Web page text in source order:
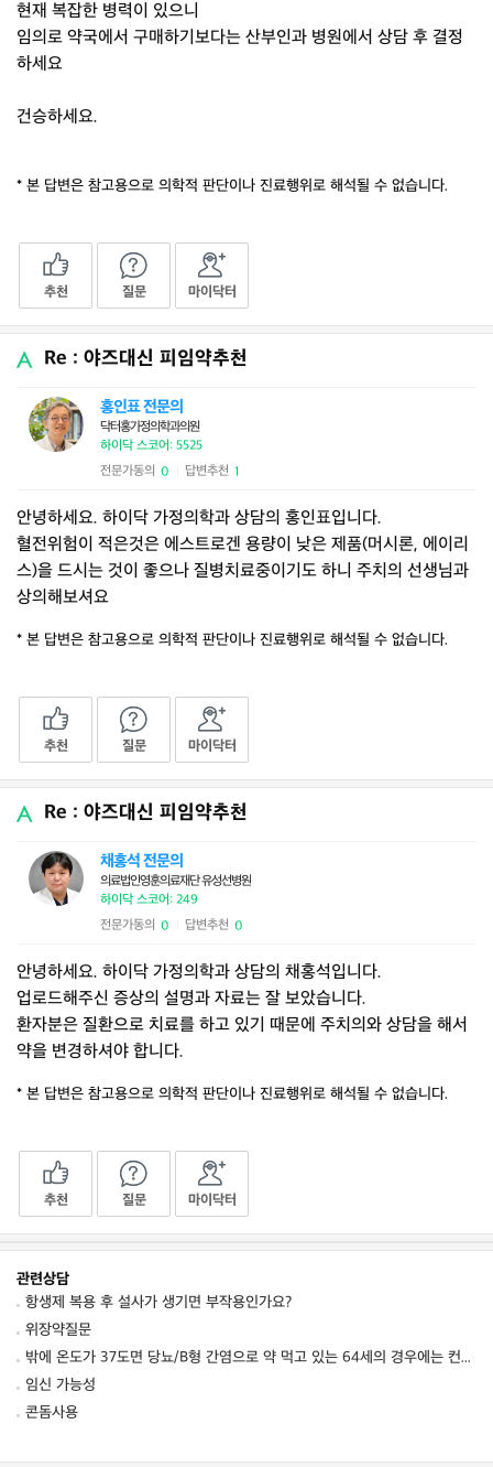
현재 복잡한 병력이 있으니
임의로 약국에서 구매하기보다는 산부인과 병원에서 상담 후 결정
하세요
건승하세요.
* 본 답변은 참고용으로 의학적 판단이나 진료행위로 해석될 수 없습니다.
추천 질문 마이닥터
Re : 야즈대신 피임약추천
홍인표 전문의
닥터홍가정의학과의원
하이닥 스코어: 5525
전문가동의 0 답변추천 1
안녕하세요. 하이닥 가정의학과 상담의 홍인표입니다.
혈전위험이 적은것은 에스트로겐 용량이 낮은 제품(머시론, 에이리
스)을 드시는 것이 좋으나 질병치료중이기도 하니 주치의 선생님과
상의해보셔요
* 본 답변은 참고용으로 의학적 판단이나 진료행위로 해석될 수 없습니다.
추천 질문 마이닥터
Re : 야즈대신 피임약추천
채홍석 전문의
의료법인영훈의료재단 유성선병원
하이닥 스코어: 249
전문가동의 0 답변추천 0
안녕하세요. 하이닥 가정의학과 상담의 채홍석입니다.
업로드해주신 증상의 설명과 자료는 잘 보았습니다.
환자분은 질환으로 치료를 하고 있기 때문에 주치의와 상담을 해서
약을 변경하셔야 합니다.
* 본 답변은 참고용으로 의학적 판단이나 진료행위로 해석될 수 없습니다.
추천 질문 마이닥터
관련상담
항생제 복용 후 설사가 생기면 부작용인가요?
위장약질문
밖에 온도가 37도면 당뇨/B형 간염으로 약 먹고 있는 64세의 경우에는 컨디션 저하를 동
임신 가능성
콘돔사용